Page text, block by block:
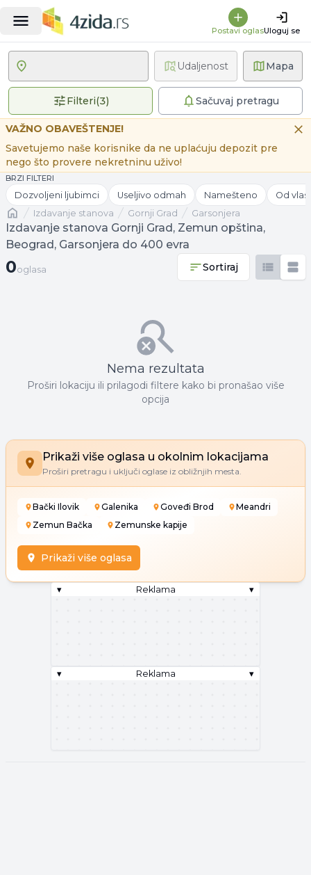
Postavi oglasUloguj se
Mapa
Filteri(3)3 primenjena filteraSačuvaj pretragu
Udaljenost
VAŽNO OBAVEŠTENJE!
Savetujemo naše korisnike da ne uplaćuju depozit pre
nego što provere nekretninu uživo!
BRZI FILTERI
Dozvoljeni ljubimci Useljivo odmah Namešteno Od
Naslovnaizdavanje stanova Gornji Grad Garsonjera
Izdavanje stanova Gornji Grad, Zemun opština,
Beograd, Garsonjera do 400 evra
0 oglasa
0oglasa Sortiraj
Nema rezultata
Proširi lokaciju ili prilagodi filtere kako bi pronašao više
opcija
Prikaži više oglasa u okolnim lokacijama
Proširi pretragu i uključi oglase iz obližnjih mesta.
Bački Ilovik Galenika Goveđi Brod
Meandri
Zemun Bačka
Zemunske kapije
Prikaži više oglasa
▾ Reklama ▾
▾ Reklama ▾